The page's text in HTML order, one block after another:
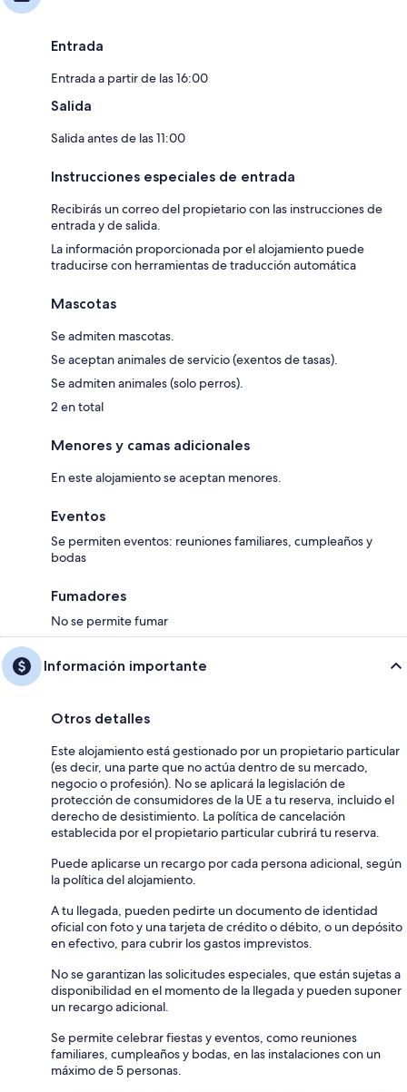
Entrada
Entrada a partir de las 16:00
Salida
Salida antes de las 11:00
Instrucciones especiales de entrada
Recibirás un correo del propietario con las instrucciones de
entrada y de salida.
La información proporcionada por el alojamiento puede
traducirse con herramientas de traducción automática
Mascotas
Se admiten mascotas.
Se aceptan animales de servicio (exentos de tasas).
Se admiten animales (solo perros).
2 en total
Menores y camas adicionales
En este alojamiento se aceptan menores.
Eventos
Se permiten eventos: reuniones familiares, cumpleaños y
bodas
Fumadores
No se permite fumar
Información importante
Otros detalles
Este alojamiento está gestionado por un propietario particular
(es decir, una parte que no actúa dentro de su mercado,
negocio o profesión). No se aplicará la legislación de
protección de consumidores de la UE a tu reserva, incluido el
derecho de desistimiento. La política de cancelación
establecida por el propietario particular cubrirá tu reserva.
Puede aplicarse un recargo por cada persona adicional, según
la política del alojamiento.
A tu llegada, pueden pedirte un documento de identidad
oficial con foto y una tarjeta de crédito o débito, o un depósito
en efectivo, para cubrir los gastos imprevistos.
No se garantizan las solicitudes especiales, que están sujetas a
disponibilidad en el momento de la llegada y pueden suponer
un recargo adicional.
Se permite celebrar fiestas y eventos, como reuniones
familiares, cumpleaños y bodas, en las instalaciones con un
máximo de 5 personas.